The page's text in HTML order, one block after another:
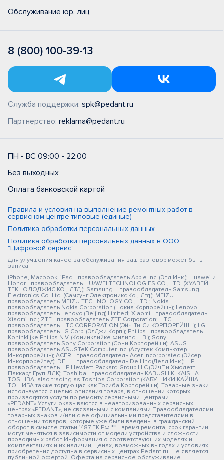
Обслуживание юр. лиц
8 (800) 100-39-13
Служба поддержки: spk@pedant.ru
Партнерство: reklama@pedant.ru
ПН - ВС 09:00 - 22:00
Без выходных
Оплата банковской картой
Правила и условия на выполнение ремонтных работ в
сервисном центре типовые (единые)
Политика обработки персональных данных
Политика обработки персональных данных в ООО
"Цифровой сервис"
Для улучшения качества обслуживания ваш разговор может быть
записан
iPhone, Macbook, iPad - правообладатель Apple Inc. (Эпл Инк.); Huawei и
Honor - правообладатель HUAWEI TECHNOLOGIES CO., LTD. (ХУАВЕЙ
ТЕКНОЛОДЖИС КО., ЛТД.); Samsung – правообладатель Samsung
Electronics Co. Ltd. (Самсунг Электроникс Ко., Лтд.); MEIZU -
правообладатель MEIZU TECHNOLOGY CO., LTD.; Nokia -
правообладатель Nokia Corporation (Нокиа Корпорейшн); Lenovo -
правообладатель Lenovo (Beijing) Limited; Xiaomi - правообладатель
Xiaomi Inc.; ZTE - правообладатель ZTE Corporation; HTC -
правообладатель HTC CORPORATION (Эйч-Ти-Си КОРПОРЕЙШН); LG -
правообладатель LG Corp. (ЭлДжи Корп.); Philips - правообладатель
Koninklijke Philips N.V. (Конинклийке Филипс Н.В.); Sony -
правообладатель Sony Corporation (Сони Корпорейшн); ASUS -
правообладатель ASUSTeK Computer Inc. (Асустек Компьютер
Инкорпорейшн); ACER - правообладатель Acer Incorporated (Эйсер
Инкорпорейтед); DELL - правообладатель Dell Inc.(Делл Инк.); HP -
правообладатель HP Hewlett-Packard Group LLC (ЭйчПи Хьюлетт
Паккард Груп ЛЛК); Toshiba - правообладатель KABUSHIKI KAISHA
TOSHIBA, also trading as Toshiba Corporation (КАБУШИКИ КАЙША
ТОШИБА также торгующая как Тосиба Корпорейшн). Товарные знаки
используется с целью описания товара, в отношении которых
производятся услуги по ремонту сервисными центрами
«PEDANT».Услуги оказываются в неавторизованных сервисных
центрах «PEDANT», не связанными с компаниями Правообладателями
товарных знаков и/или с ее официальными представителями в
отношении товаров, которые уже были введены в гражданский
оборот в смысле статьи 1487 ГК РФ ** - время ремонта, срок гарантии
могут меняться в зависимости от модели устройства и сложности
проводимых работ Информация о соответствующих моделях и
комплектациях и их наличии, ценах, возможных выгодах и условиях
приобретения доступна в сервисных центрах Pedant.ru. Не является
публичной офертой. Оферта на сервисное обслуживание